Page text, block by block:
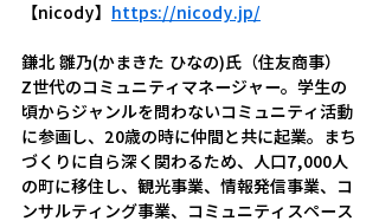
【nicody】 https://nicody.jp/
鎌北 雛乃(かまきた ひなの)氏（住友商事）
Z世代のコミュニティマネージャー。学生の
頃からジャンルを問わないコミュニティ活動
に参画し、20歳の時に仲間と共に起業。まち
づくりに自ら深く関わるため、人口7,000人
の町に移住し、観光事業、情報発信事業、コ
ンサルティング事業、コミュニティスペース